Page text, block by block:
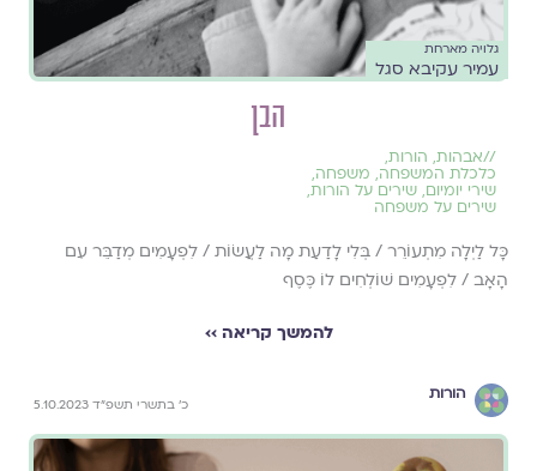
גלויה מארחת
עמיר עקיבא סגל
הבן
//אבהות, הורות,
כלכלת המשפחה, משפחה,
שירי יומיום, שירים על הורות,
שירים על משפחה
כָּל לַיְלָה מִתְעוֹרֵר / בְּלִי לָדַעַת מָה לַעֲשׂוֹת / לִפְעָמִים מְדַבֵּר עִם
הָאָב / לִפְעָמִים שׁוֹלְחִים לוֹ כֶּסֶף
להמשך קריאה ››
הורות
כ׳ בתשרי תשפ״ד 5.10.2023